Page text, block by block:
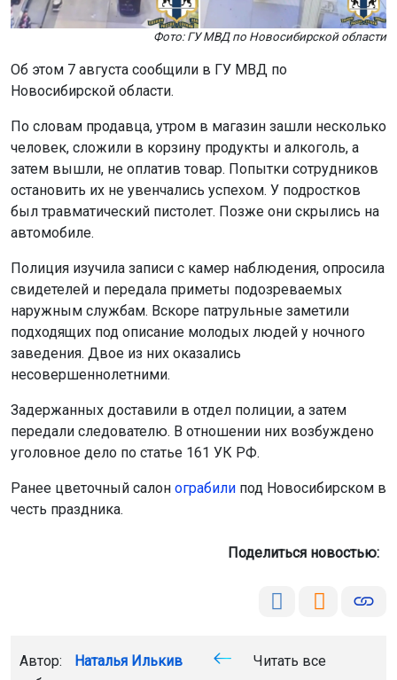
Фото: ГУ МВД по Новосибирской области
Об этом 7 августа сообщили в ГУ МВД по
Новосибирской области.
По словам продавца, утром в магазин зашли несколько
человек, сложили в корзину продукты и алкоголь, а
затем вышли, не оплатив товар. Попытки сотрудников
остановить их не увенчались успехом. У подростков
был травматический пистолет. Позже они скрылись на
автомобиле.
Полиция изучила записи с камер наблюдения, опросила
свидетелей и передала приметы подозреваемых
наружным службам. Вскоре патрульные заметили
подходящих под описание молодых людей у ночного
заведения. Двое из них оказались
несовершеннолетними.
Задержанных доставили в отдел полиции, а затем
передали следователю. В отношении них возбуждено
уголовное дело по статье 161 УК РФ.
Ранее цветочный салон ограбили под Новосибирском в
честь праздника.
Поделиться новостью:
Автор: Наталья Илькив
Читать все